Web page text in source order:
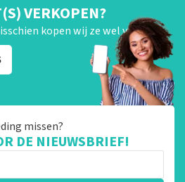
VERKOPEN?
kopen wij ze wel van je!
missen?
DE NIEUWSBRIEF!